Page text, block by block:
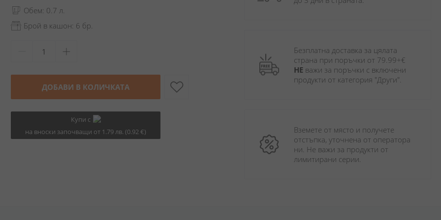
Обем: 0.7 л.
Брой в кашон: 6 бр.
ДОБАВИ В КОЛИЧКАТА
Купи с
на вноски започващи от 1.79 лв. (0.92 €)
Безплатна доставка за цялата
НЕ важи за поръчки с включени
продукти от категория "Други".
Вземете от място и получете
отстъпка, уточнена от оператора
ни. Не важи за продукти от
лимитирани серии.